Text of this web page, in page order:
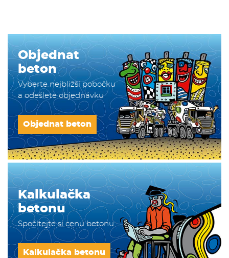
Objednat
beton
Vyberte nejbližší pobočku
a odešlete objednávku
Objednat beton
Kalkulačka
betonu
Spočítejte si cenu betonu
Kalkulačka betonu